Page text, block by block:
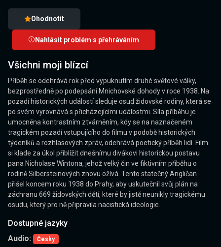
Ohodnotit
Nahlásit problém s přehráváním
Všichni moji blízcí
Příběh se odehrává rok před vypuknutím druhé světové války,
bezprostředně po podepsání Mnichovské dohody v roce 1938. Na
pozadí historických událostí sleduje osud židovské rodiny, která se
po svém vyrovnává s přicházejícími událostmi. Síla příběhu je
umocněna kontrastním ztvárněním, kdy se na naznačeném
tragickém pozadí vstupujícího do filmu v podobě historických
týdeníků a rozhlasových zpráv, odehrává poetický příběh lidí. Film
si klade za úkol přiblížit dnešnímu divákovi historickou postavu
pana Nicholase Wintona, jehož velký čin ve fiktivním příběhu o
rodině Silbersteinových znovu ožívá. Tento statečný Angličan
přišel koncem roku 1938 do Prahy, aby uskutečnil svůj plán na
záchranu 669 židovských dětí, které by jistě neunikly tragickému
osudu, který pro ně připravila nacistická ideologie.
Dostupné jazyky
Audio:
Česky